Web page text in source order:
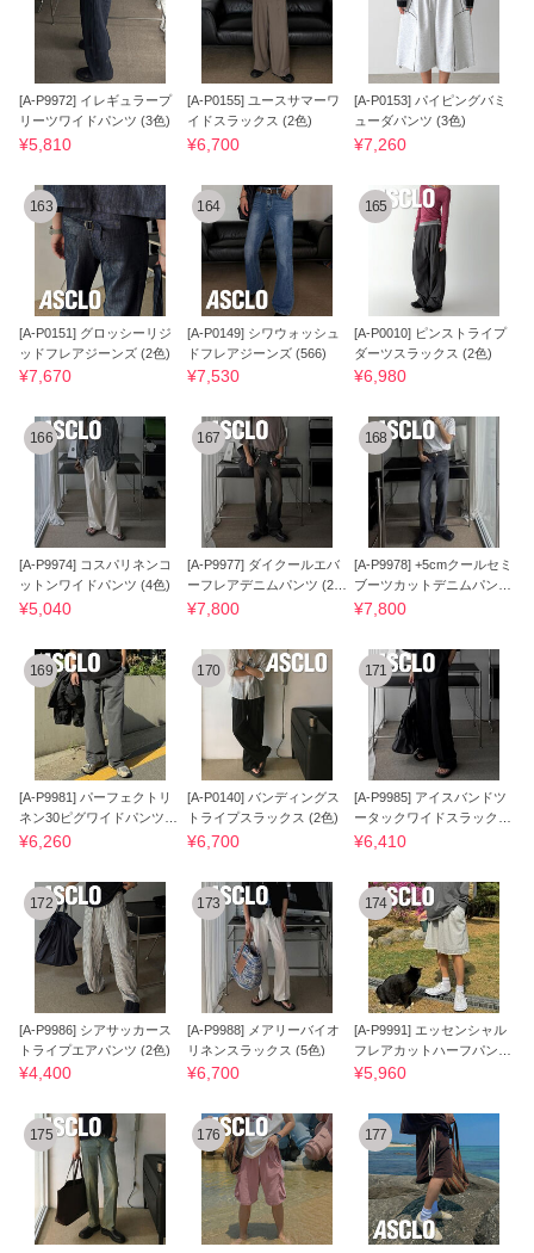
[A-P9972] イレギュラープ
リーツワイドパンツ (3色)
¥5,810
[A-P0155] ユースサマーワ
イドスラックス (2色)
¥6,700
[A-P0153] パイピングバミ
ューダパンツ (3色)
¥7,260
163
[A-P0151] グロッシーリジ
ッドフレアジーンズ (2色)
¥7,670
164
[A-P0149] シワウォッシュ
ドフレアジーンズ (566)
¥7,530
165
[A-P0010] ピンストライプ
ダーツスラックス (2色)
¥6,980
166
[A-P9974] コスパリネンコ
ットンワイドパンツ (4色)
¥5,040
167
[A-P9977] ダイクールエバ
ーフレアデニムパンツ (2
色)
¥7,800
168
[A-P9978] +5cmクールセミ
ブーツカットデニムパンツ
(656)
¥7,800
169
[A-P9981] パーフェクトリ
ネン30ピグワイドパンツ
(5色)
¥6,260
170
[A-P0140] バンディングス
トライプスラックス (2色)
¥6,700
171
[A-P9985] アイスバンドツ
ータックワイドスラックス
(2色)
¥6,410
172
[A-P9986] シアサッカース
トライプエアパンツ (2色)
¥4,400
173
[A-P9988] メアリーバイオ
リネンスラックス (5色)
¥6,700
174
[A-P9991] エッセンシャル
フレアカットハーフパンツ
(5色)
¥5,960
175 176 177